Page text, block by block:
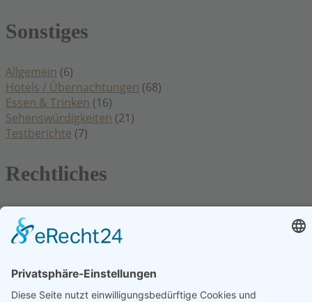
Sonstiges
Allgemein (6)
Hotels / Übernachtungen (68)
Essen & Trinken (16)
Sehenswürdigkeiten (21)
Testberichte (7)
Rechtliches
Impressum
Kontakt